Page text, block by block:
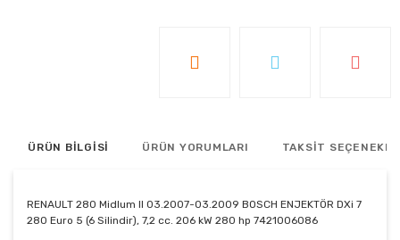
ÜRÜN BİLGİSİ ÜRÜN YORUMLARI TAKSİT
RENAULT 280 Midlum II 03.2007-03.2009 BOSCH ENJEKTÖR DXi 7
280 Euro 5 (6 Silindir), 7,2 cc. 206 kW 280 hp 7421006086